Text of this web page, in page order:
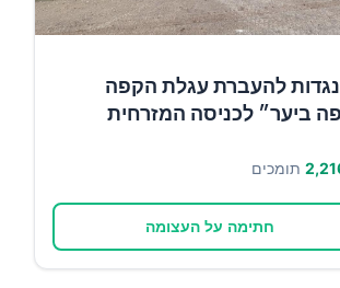
להעברת עגלת הקפה
ביער״ לכניסה המזרחית
תומכים
חתימה על העצומה